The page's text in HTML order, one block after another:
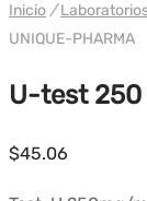
Inicio /
UNIQUE-PHARMA
U-test 250
$45.06